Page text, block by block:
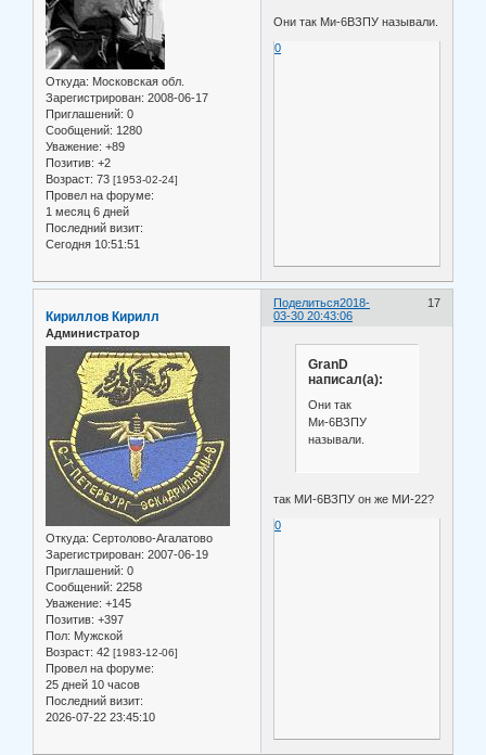
Откуда: Московская обл.
Зарегистрирован: 2008-06-17
Приглашений: 0
Сообщений: 1280
Уважение: +89
Позитив: +2
Возраст: 73 [1953-02-24]
Провел на форуме:
1 месяц 6 дней
Последний визит:
Сегодня 10:51:51
Они так Ми-6ВЗПУ называли.
0
Поделиться 17
2018-
03-30 20:43:06
Кириллов Кирилл
Администратор
Откуда: Сертолово-Агалатово
Зарегистрирован: 2007-06-19
Приглашений: 0
Сообщений: 2258
Уважение: +145
Позитив: +397
Пол: Мужской
Возраст: 42 [1983-12-06]
Провел на форуме:
25 дней 10 часов
Последний визит:
2026-07-22 23:45:10
GranD
написал(а):
Они так
Ми-6ВЗПУ
называли.
так МИ-6ВЗПУ он же МИ-22?
0